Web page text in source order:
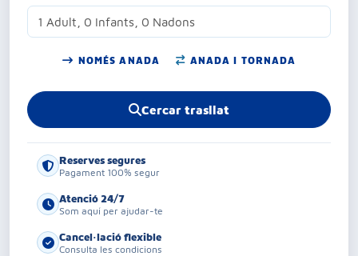
1 Adult, 0 Infants, 0 Nadons
NOMÉS ANADA ANADA I TORNADA
Cercar trasllat
Reserves segures
Pagament 100% segur
Atenció 24/7
Som aquí per ajudar-te
Cancel·lació flexible
Consulta les condicions